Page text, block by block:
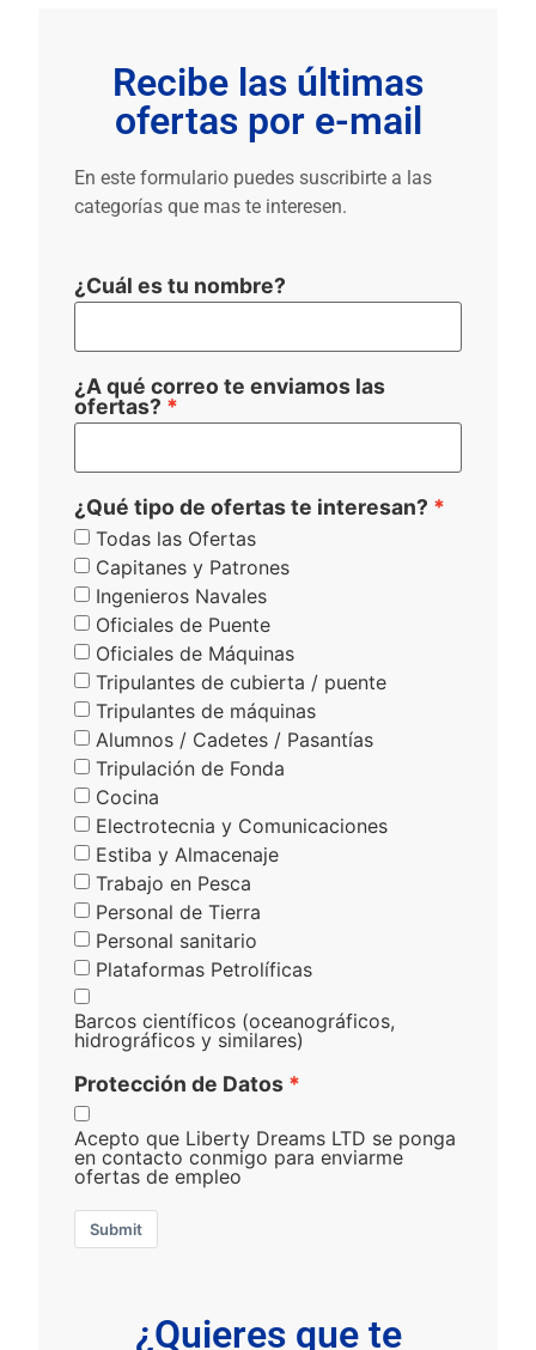
Recibe las últimas
ofertas por e-mail
En este formulario puedes suscribirte a las
categorías que mas te interesen.
¿Cuál es tu nombre?
¿A qué correo te enviamos las
ofertas?
¿Qué tipo de ofertas te interesan?
Todas las Ofertas
Capitanes y Patrones
Ingenieros Navales
Oficiales de Puente
Oficiales de Máquinas
Tripulantes de cubierta / puente
Tripulantes de máquinas
Alumnos / Cadetes / Pasantías
Tripulación de Fonda
Cocina
Electrotecnia y Comunicaciones
Estiba y Almacenaje
Trabajo en Pesca
Personal de Tierra
Personal sanitario
Plataformas Petrolíficas
Barcos científicos (oceanográficos,
hidrográficos y similares)
Protección de Datos
Acepto que Liberty Dreams LTD se ponga
en contacto conmigo para enviarme
ofertas de empleo
Submit
¿Quieres que te